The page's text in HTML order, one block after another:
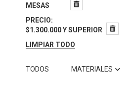
MESAS
PRECIO
$1.300.000 Y SUPERIOR
LIMPIAR TODO
TODOS
MATERIALES